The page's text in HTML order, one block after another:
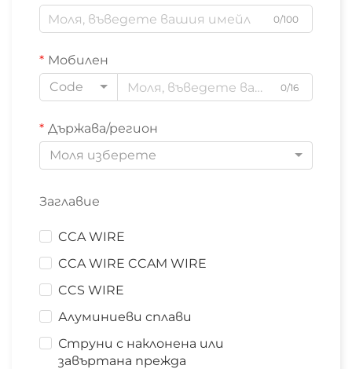
0/100
Мобилен
Code
0/16
Държава/регион
Моля изберете
Заглавие
CCA WIRE
CCA WIRE CCAM WIRE
CCS WIRE
Алуминиеви сплави
Струни с наклонена или
завъртана прежда